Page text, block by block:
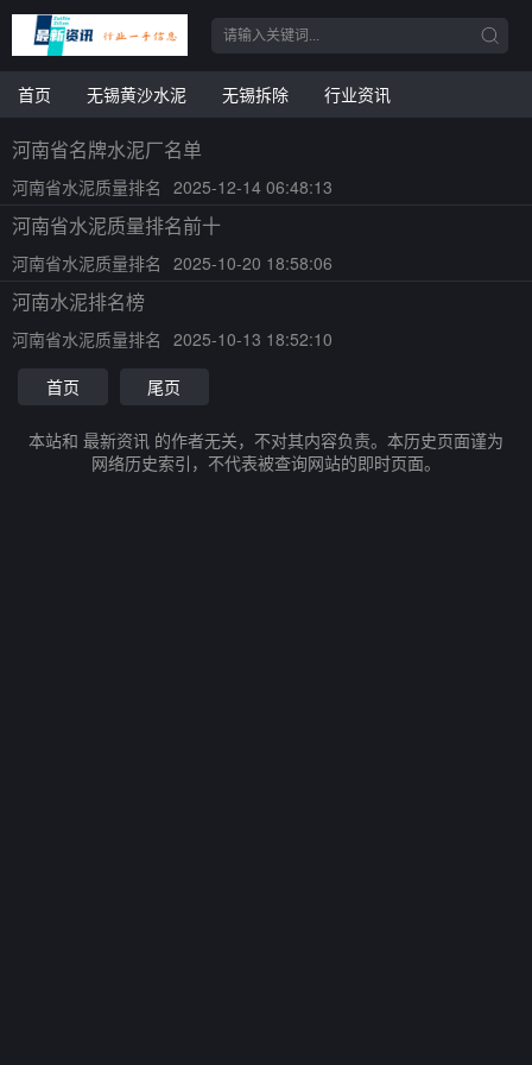
首页 无锡黄沙水泥 无锡拆除 行业资讯
河南省名牌水泥厂名单
河南省水泥质量排名 2025-12-14 06:48:13
河南省水泥质量排名前十
河南省水泥质量排名 2025-10-20 18:58:06
河南水泥排名榜
河南省水泥质量排名 2025-10-13 18:52:10
首页
尾页
本站和 最新资讯 的作者无关，不对其内容负责。本历史页面谨为
网络历史索引，不代表被查询网站的即时页面。